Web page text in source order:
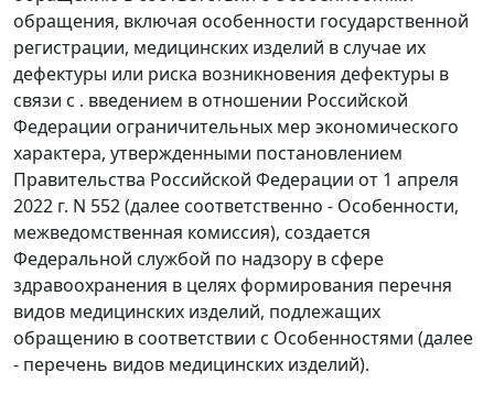
обращения, включая особенности государственной
регистрации, медицинских изделий в случае их
дефектуры или риска возникновения дефектуры в
связи с . введением в отношении Российской
Федерации ограничительных мер экономического
характера, утвержденными постановлением
Правительства Российской Федерации от 1 апреля
2022 г. N 552 (далее соответственно - Особенности,
межведомственная комиссия), создается
Федеральной службой по надзору в сфере
здравоохранения в целях формирования перечня
видов медицинских изделий, подлежащих
обращению в соответствии с Особенностями (далее
- перечень видов медицинских изделий).